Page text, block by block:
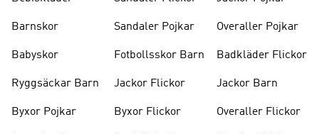
Barnskor
Babyskor
Ryggsäckar Barn
Byxor Pojkar
Sandaler Pojkar
Fotbollsskor Barn
Jackor Flickor
Byxor Flickor
Overaller Pojkar
Badkläder Flickor
Jackor Barn
Overaller Flickor